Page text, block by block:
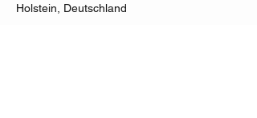
Holstein, Deutschland